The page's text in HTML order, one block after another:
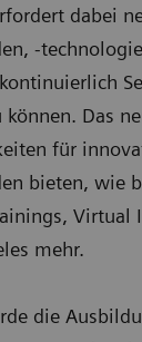
dabei
-
Das
für
bieten, wie
Virtual
mehr.
die